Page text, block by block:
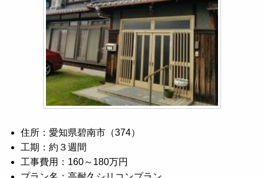
住所：愛知県碧南市（374）
工期：約３週間
工事費用：160～180万円